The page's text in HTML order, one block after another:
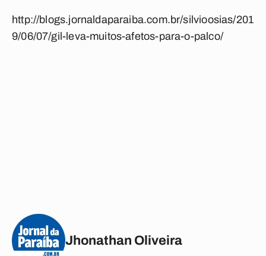
http://blogs.jornaldaparaiba.com.br/silvioosias/201
9/06/07/gil-leva-muitos-afetos-para-o-palco/
Jhonathan Oliveira